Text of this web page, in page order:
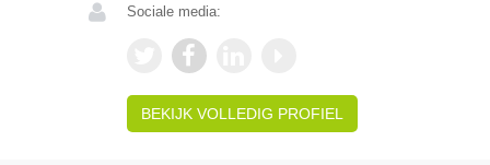
Sociale media:
BEKIJK VOLLEDIG PROFIEL